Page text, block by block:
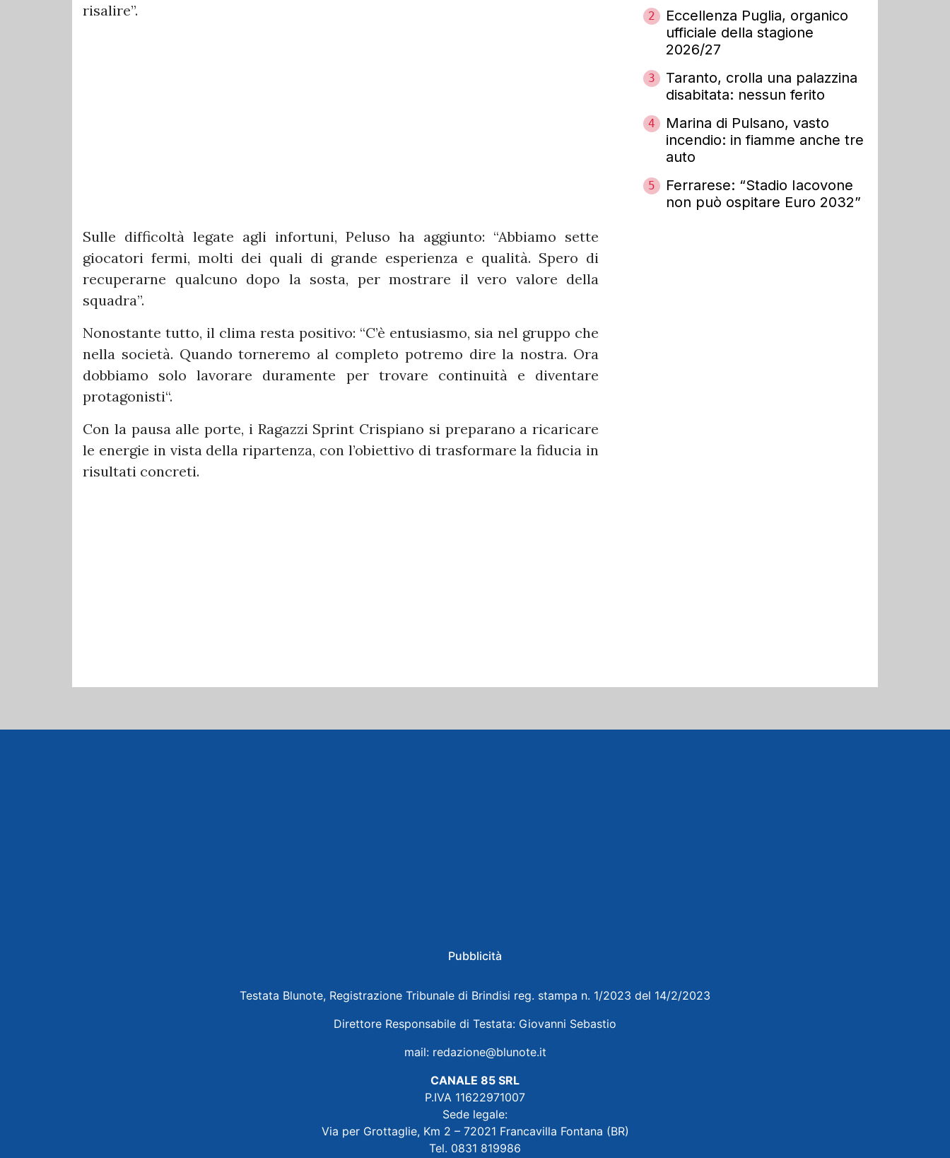
risalire”.
Sulle difficoltà legate agli infortuni, Peluso ha aggiunto: “Abbiamo sette
giocatori fermi, molti dei quali di grande esperienza e qualità. Spero di
recuperarne qualcuno dopo la sosta, per mostrare il vero valore della
squadra”.
Nonostante tutto, il clima resta positivo: “C’è entusiasmo, sia nel gruppo che
nella società. Quando torneremo al completo potremo dire la nostra. Ora
dobbiamo solo lavorare duramente per trovare continuità e diventare
protagonisti“.
Con la pausa alle porte, i Ragazzi Sprint Crispiano si preparano a ricaricare
le energie in vista della ripartenza, con l’obiettivo di trasformare la fiducia in
risultati concreti.
2
Eccellenza Puglia, organico
ufficiale della stagione
2026/27
3
Taranto, crolla una palazzina
disabitata: nessun ferito
4
Marina di Pulsano, vasto
incendio: in fiamme anche tre
auto
5
Ferrarese: “Stadio Iacovone
non può ospitare Euro 2032”
Pubblicità
Testata Blunote, Registrazione Tribunale di Brindisi reg. stampa n. 1/2023 del 14/2/2023
Direttore Responsabile di Testata: Giovanni Sebastio
mail: redazione@blunote.it
CANALE 85 SRL
P.IVA 11622971007
Sede legale:
Via per Grottaglie, Km 2 – 72021 Francavilla Fontana (BR)
Tel. 0831 819986